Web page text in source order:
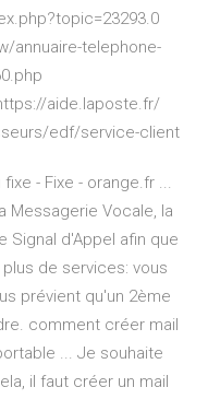
annuaire-telephone-
aide.laposte.fr/
edf/service-client
- Fixe - orange.fr ...
Messagerie Vocale, la
Signal d'Appel afin que
de services: vous
prévient qu'un 2ème
comment créer mail
... Je souhaite
il faut créer un mail